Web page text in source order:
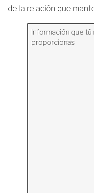
de la relación que
Información que tú
proporcionas